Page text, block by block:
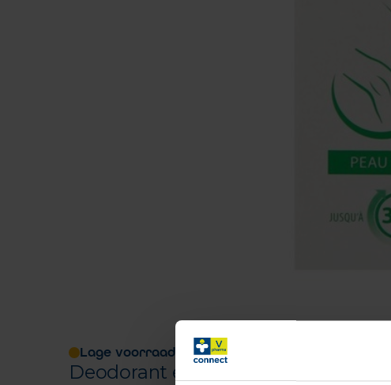
Lage voorraad
Deodorant en douchegel